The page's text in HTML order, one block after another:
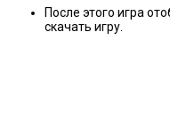
После этого игра
скачать игру.